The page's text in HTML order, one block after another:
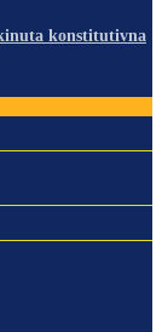
konstitutivna